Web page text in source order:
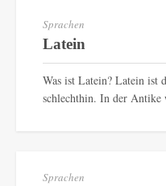
Sprachen
Latein
Was ist Latein? Latein ist
schlechthin. In der Antike
Sprachen